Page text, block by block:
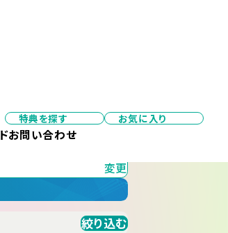
特典を探す お気に入り
お問い合わせ
変更
変更
絞り込む